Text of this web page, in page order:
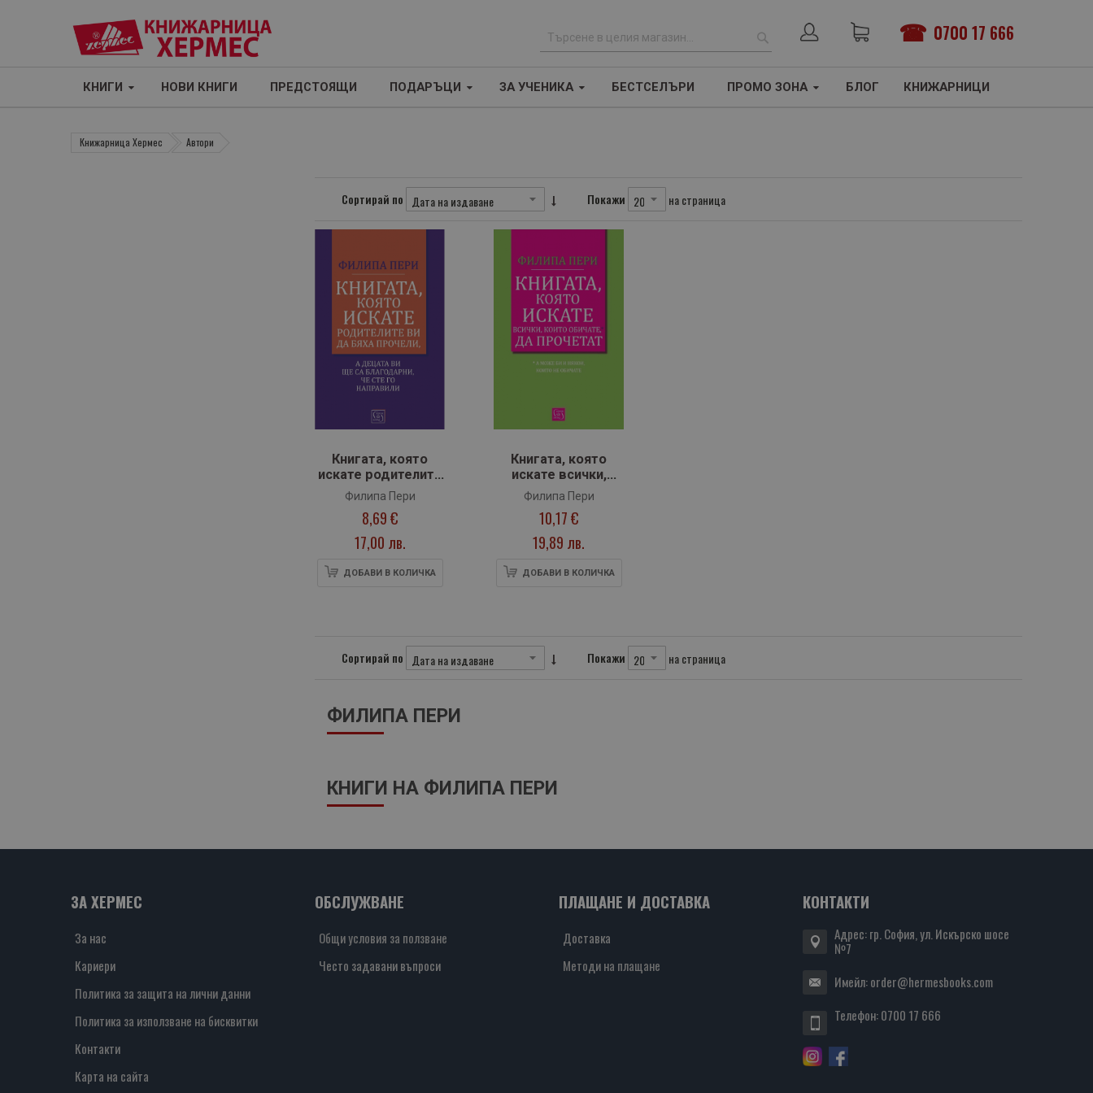
0700 17 666
р
ТЪРСЕНЕ
КНИГИ НОВИ КНИГИ ПРЕДСТОЯЩИ ПОДАРЪЦИ ЗА УЧЕНИКА БЕСТСЕЛЪРИ ПРОМО ЗОНА БЛОГ КНИЖАРНИЦИ
Книжарница Хермес Автори
Сортирай по Покажи на страница
Книгата, която
искате родителите
ви да бяха прочели
Филипа Пери
8,69 €
17,00 лв.
ДОБАВИ В КОЛИЧКА
Книгата, която
искате всички,
които обичате*, да
прочетат * (а може
би и някои, които не
обичате)
Филипа Пери
10,17 €
19,89 лв.
ДОБАВИ В КОЛИЧКА
Сортирай по Покажи на страница
ФИЛИПА ПЕРИ
КНИГИ НА ФИЛИПА ПЕРИ
ЗА ХЕРМЕС
За нас
Кариери
Политика за защита на лични данни
Политика за използване на бисквитки
Контакти
Карта на сайта
ОБСЛУЖВАНЕ
Общи условия за ползване
Често задавани въпроси
ПЛАЩАНЕ И ДОСТАВКА
Доставка
Методи на плащане
КОНТАКТИ
Адрес: гр. София, ул. Искърско шосе
№7
Имейл:order@hermesbooks.com
Телефон:0700 17 666